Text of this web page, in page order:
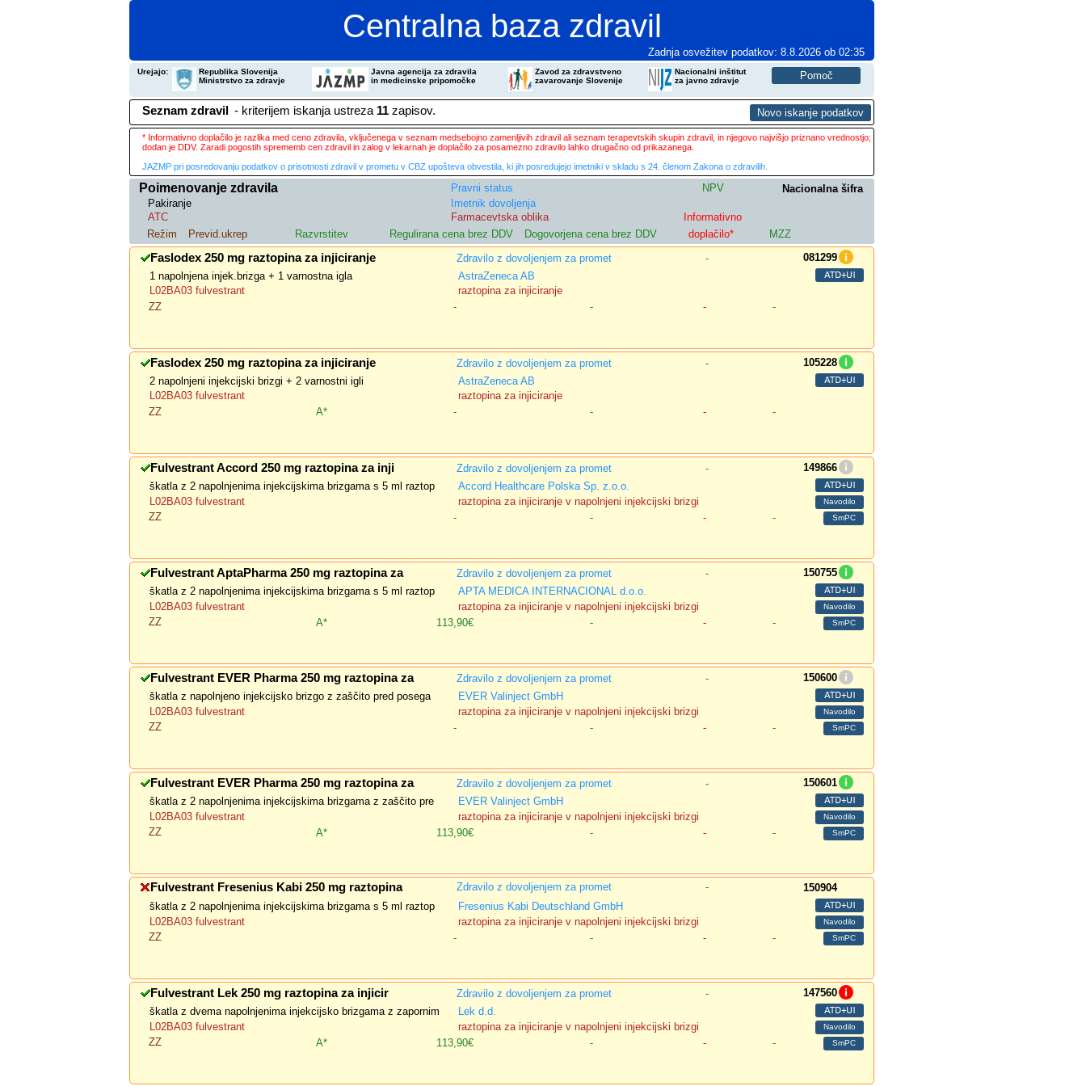
Centralna baza zdravil
Zadnja osvežitev podatkov: 8.8.2026 ob 02:35
Urejajo:
Republika Slovenija
Ministrstvo za zdravje
Javna agencija za zdravila
in medicinske pripomočke
Zavod za zdravstveno
zavarovanje Slovenije
Nacionalni inštitut
za javno zdravje
Seznam zdravil - kriterijem iskanja ustreza 11 zapisov.
* Informativno doplačilo je razlika med ceno zdravila, vključenega v seznam medsebojno zamenljivih zdravil ali seznam terapevtskih skupin zdravil, in njegovo najvišjo priznano vrednostjo;
dodan je DDV. Zaradi pogostih sprememb cen zdravil in zalog v lekarnah je doplačilo za posamezno zdravilo lahko drugačno od prikazanega.
JAZMP pri posredovanju podatkov o prisotnosti zdravil v prometu v CBZ upošteva obvestila, ki jih posredujejo imetniki v skladu s 24. členom Zakona o zdravilih.
Poimenovanje zdravila Pravni status NPV
Nacionalna šifra
Pakiranje
Imetnik dovoljenja
ATC
Farmacevtska oblika
Informativno
Režim
Previd.ukrep Razvrstitev Regulirana cena brez DDV Dogovorjena cena brez DDV doplačilo* MZZ
Faslodex 250 mg raztopina za injiciranje Zdravilo z dovoljenjem za promet -
081299
1 napolnjena injek.brizga + 1 varnostna igla
AstraZeneca AB
L02BA03 fulvestrant
raztopina za injiciranje
ZZ
- - - -
Faslodex 250 mg raztopina za injiciranje Zdravilo z dovoljenjem za promet -
105228
2 napolnjeni injekcijski brizgi + 2 varnostni igli
AstraZeneca AB
L02BA03 fulvestrant
raztopina za injiciranje
ZZ
A* - - - -
Fulvestrant Accord 250 mg raztopina za inji Zdravilo z dovoljenjem za promet -
149866
škatla z 2 napolnjenima injekcijskima brizgama s 5 ml raztop
Accord Healthcare Polska Sp. z.o.o.
L02BA03 fulvestrant
raztopina za injiciranje v napolnjeni injekcijski brizgi
ZZ
- - - -
Fulvestrant AptaPharma 250 mg raztopina za Zdravilo z dovoljenjem za promet -
150755
škatla z 2 napolnjenima injekcijskima brizgama s 5 ml raztop
APTA MEDICA INTERNACIONAL d.o.o.
L02BA03 fulvestrant
raztopina za injiciranje v napolnjeni injekcijski brizgi
ZZ
A* 113,90€ - - -
Fulvestrant EVER Pharma 250 mg raztopina za Zdravilo z dovoljenjem za promet -
150600
škatla z napolnjeno injekcijsko brizgo z zaščito pred posega
EVER Valinject GmbH
L02BA03 fulvestrant
raztopina za injiciranje v napolnjeni injekcijski brizgi
ZZ
- - - -
Fulvestrant EVER Pharma 250 mg raztopina za Zdravilo z dovoljenjem za promet -
150601
škatla z 2 napolnjenima injekcijskima brizgama z zaščito pre
EVER Valinject GmbH
L02BA03 fulvestrant
raztopina za injiciranje v napolnjeni injekcijski brizgi
ZZ
A* 113,90€ - - -
Fulvestrant Fresenius Kabi 250 mg raztopina Zdravilo z dovoljenjem za promet -
150904
škatla z 2 napolnjenima injekcijskima brizgama s 5 ml raztop
Fresenius Kabi Deutschland GmbH
L02BA03 fulvestrant
raztopina za injiciranje v napolnjeni injekcijski brizgi
ZZ
- - - -
Fulvestrant Lek 250 mg raztopina za injicir Zdravilo z dovoljenjem za promet -
147560
škatla z dvema napolnjenima injekcijsko brizgama z zapornim
Lek d.d.
L02BA03 fulvestrant
raztopina za injiciranje v napolnjeni injekcijski brizgi
ZZ
A* 113,90€ - - -